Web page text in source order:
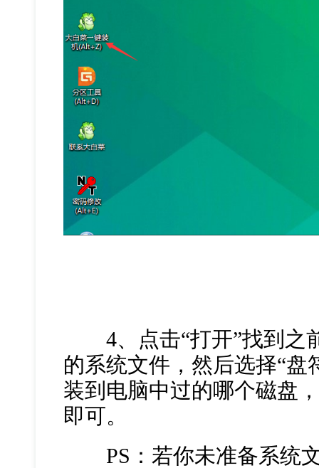
4、点击“打开”找到之
的系统文件，然后选择“盘
装到电脑中过的哪个磁盘
即可。
PS：若你未准备系统文